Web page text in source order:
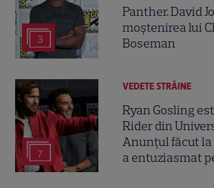
3
Panther. David
moștenirea lui
Boseman
7
VEDETE STRĂINE
Ryan Gosling
Rider din
Anunțul făcut
a entuziasmat